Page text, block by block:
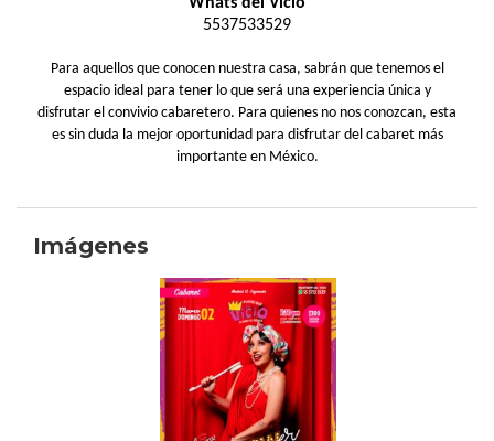
5537533529
Para aquellos que conocen nuestra casa, sabrán que tenemos el
espacio ideal para tener lo que será una experiencia única y
disfrutar el convivio cabaretero. Para quienes no nos conozcan, esta
es sin duda la mejor oportunidad para disfrutar del cabaret más
importante en México.
Imágenes